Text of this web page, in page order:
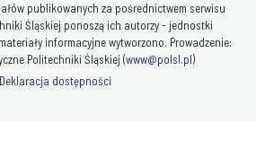
publikowanych za pośrednictwem serwisu
Śląskiej ponoszą ich autorzy - jednostki
informacyjne wytworzono. Prowadzenie:
Politechniki Śląskiej (www@polsl.pl)
Deklaracja dostępności